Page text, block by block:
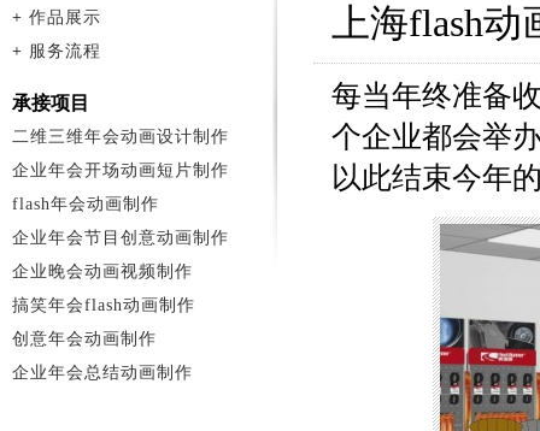
上海flash
每当年终准备
个企业都会举
以此结束今年
+ 作品展示
+ 服务流程
承接项目
二维三维年会动画设计制作
企业年会开场动画短片制作
flash年会动画制作
企业年会节目创意动画制作
企业晚会动画视频制作
搞笑年会flash动画制作
创意年会动画制作
企业年会总结动画制作